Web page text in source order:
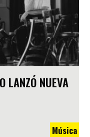
LANZÓ NUEVA
Música